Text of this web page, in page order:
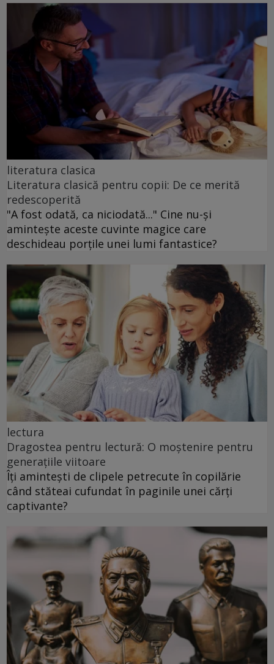
literatura clasica
Literatura clasică pentru copii: De ce merită
redescoperită
"A fost odată, ca niciodată..." Cine nu-și
amintește aceste cuvinte magice care
deschideau porțile unei lumi fantastice?
lectura
Dragostea pentru lectură: O moștenire pentru
generațiile viitoare
Îți amintești de clipele petrecute în copilărie
când stăteai cufundat în paginile unei cărți
captivante?